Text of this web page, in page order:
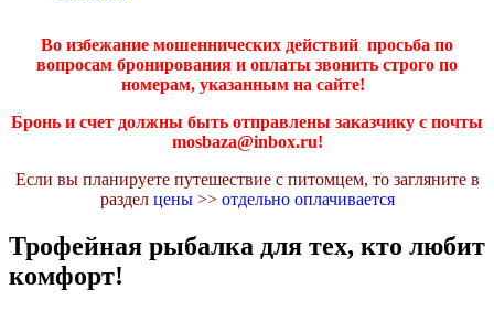
Во избежание мошеннических действий просьба по
вопросам бронирования и оплаты звонить строго по
номерам, указанным на сайте!
Бронь и счет должны быть отправлены заказчику с почты
mosbaza@inbox.ru!
Если вы планируете путешествие с питомцем, то загляните в
раздел цены>> отдельно оплачивается
Трофейная рыбалка для тех, кто любит
комфорт!